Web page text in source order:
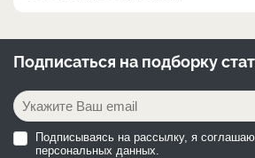
Подписаться на подборку
Подписываясь на рассылку, я
персональных данных.